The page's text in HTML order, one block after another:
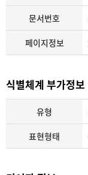
문서번호
페이지정보
식별체계 부가정보
유형
표현형태